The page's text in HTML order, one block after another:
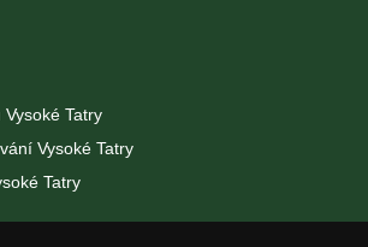
Tatry
Vysoké Tatry
Tatry